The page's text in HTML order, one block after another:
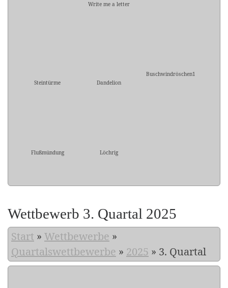
Write me a letter
Steintürme Dandelion
Buschwindröschen1
Flußmündung Löchrig
Wettbewerb 3. Quartal 2025
Start » Wettbewerbe »
Quartalswettbewerbe » 2025 » 3. Quartal